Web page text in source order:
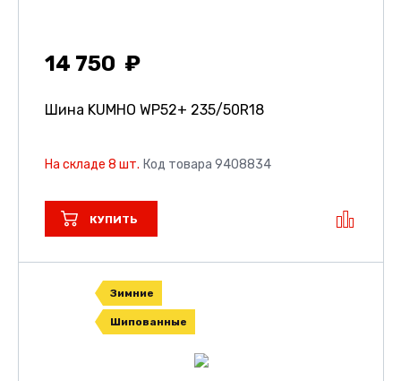
14 750
Шина KUMHO WP52+ 235/50R18
На складе 8 шт. Код товара 9408834
КУПИТЬ
Зимние
Шипованные